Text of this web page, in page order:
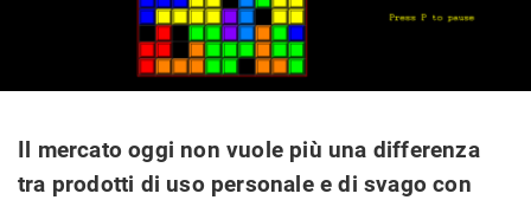
Il mercato oggi non vuole più una differenza
tra prodotti di uso personale e di svago con